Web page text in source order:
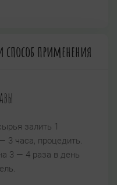
способ применения
залить 1
3 часа, процедить.
3 — 4 раза в день